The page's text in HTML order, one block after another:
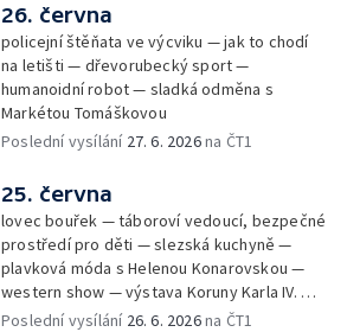
26. června
policejní štěňata ve výcviku — jak to chodí
na letišti — dřevorubecký sport —
humanoidní robot — sladká odměna s
Markétou Tomáškovou
Poslední vysílání 27. 6. 2026na ČT1
25. června
lovec bouřek — táboroví vedoucí, bezpečné
prostředí pro děti — slezská kuchyně —
plavková móda s Helenou Konarovskou —
western show — výstava Koruny Karla IV. —
mladý lezecký fenomén Josef Šindel
Poslední vysílání 26. 6. 2026na ČT1